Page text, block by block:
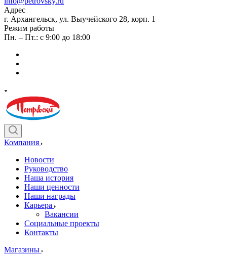
Адрес
г. Архангельск, ул. Выучейского 28, корп. 1
Режим работы
Пн. – Пт.: с 9:00 до 18:00
Компания
Новости
Руководство
Наша история
Наши ценности
Наши награды
Карьера
Вакансии
Социальные проекты
Контакты
Магазины